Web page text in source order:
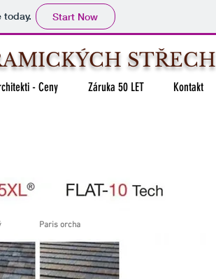
Start Now
STŘECH
- Ceny Záruka 50 LET Kontakt
Paris orcha